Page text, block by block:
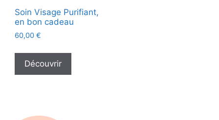
Soin Visage Purifiant,
en bon cadeau
60,00 €
Découvrir